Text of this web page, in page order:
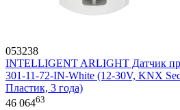
053238
INTELLIGENT ARLIGHT Датчик
301-11-72-IN-White (12-30V, KNX
Пластик, 3 года)
46 06463